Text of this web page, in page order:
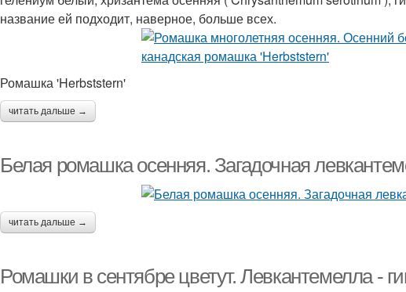
название ей подходит, наверное, больше всех.
Ромашка 'Herbststern'
читать дальше →
Белая ромашка осенняя. Загадочная
читать дальше →
Ромашки в сентябре цветут. Левкантемелла -